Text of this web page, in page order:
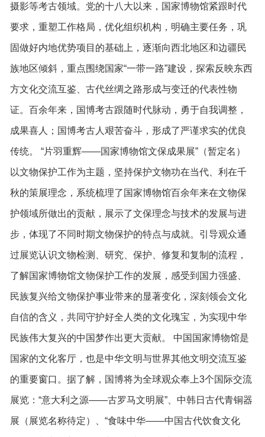
摄影等考古领域。党的十八大以来，国家博物馆紧跟时代
要求，重塑工作格局，优化组织机构，明确主要任务，巩
固做好内地优势项目的基础上，逐渐向西北地区和边疆民
族地区倾斜，重点围绕国家“一带一路”建设，探索反映东西
方文化交流互鉴、古代丝绸之路形成与变迁的代表性物
证。百余年来，国博考古跟随时代脉动，勇于自我调整，
成果喜人；国博考古人艰苦奋斗，形成了严谨求实的优良
传统。 “片羽重辉——国家博物馆文保成果展”（暂定名）
以文物保护工作为主题，坚持保护文物功在当代、利在千
秋的策展理念，系统梳理了国家博物馆百余年来在文物保
护领域所做出的贡献，展示了文保理念与技术的发展与进
步，体现了不同时期文物保护的特点与成就。引导观众通
过展览认识文物检测、研究、保护、修复和复制的流程，
了解国家博物馆文物保护工作的发展，感受到国力强盛、
民族复兴给文物保护事业带来的显著变化，深刻领会文化
自信的含义，共同守护好全人类的文化瑰宝，为实现中华
民族伟大复兴的中国梦作出更大贡献。 中国国家博物馆是
国家的文化客厅，也是中华文明与世界其他文明交流互鉴
的重要窗口。据了解，国博将为全球观众奉上3个国际交流
展览：“意大利之源——古罗马文明展”、中韩日古代青铜器
展（展览名称待定）、“食味中华——中国古代饮食文化